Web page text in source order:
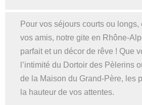
Pour vos séjours courts ou
vos amis, notre gite en Rhône-
parfait et un décor de rêve ! Que
l’intimité du Dortoir des Pèlerins
de la Maison du Grand-Père, les
la hauteur de vos attentes.